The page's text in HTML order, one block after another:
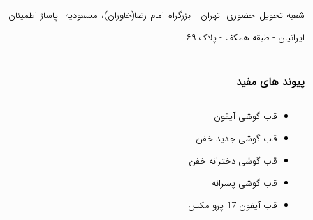
شعبه تحویل حضوری- تهران - بزرگراه امام رضا(خاوران)، مسعودیه -پاساژ اطمینان
ایرانیان - طبقه همکف - پلاک ۶۹
پیوند های مفید
قاب گوشی آیفون
قاب گوشی جدید خفن
قاب گوشی دخترانه خفن
قاب گوشی پسرانه
قاب آیفون 17 پرو مکس